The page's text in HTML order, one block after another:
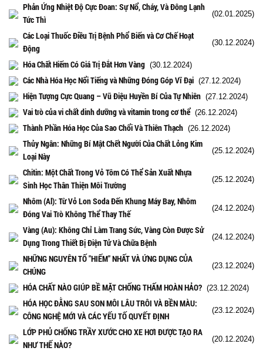
Phản Ứng Nhiệt Độ Cực Đoan: Sự Nổ, Cháy, Và Đông Lạnh
Tức Thì
(02.01.2025)
Các Loại Thuốc Điều Trị Bệnh Phổ Biến và Cơ Chế Hoạt
Động
(30.12.2024)
Hóa Chất Hiếm Có Giá Trị Đắt Hơn Vàng (30.12.2024)
Các Nhà Hóa Học Nổi Tiếng và Những Đóng Góp Vĩ Đại (27.12.2024)
Hiện Tượng Cực Quang – Vũ Điệu Huyền Bí Của Tự Nhiên (27.12.2024)
Vai trò của vi chất dinh dưỡng và vitamin trong cơ thể (26.12.2024)
Thành Phần Hóa Học Của Sao Chổi Và Thiên Thạch (26.12.2024)
Thủy Ngân: Những Bí Mật Chết Người Của Chất Lỏng Kim
Loại Này
(25.12.2024)
Chitin: Một Chất Trong Vỏ Tôm Có Thể Sản Xuất Nhựa
Sinh Học Thân Thiện Môi Trường
(25.12.2024)
Nhôm (Al): Từ Vỏ Lon Soda Đến Khung Máy Bay, Nhôm
Đóng Vai Trò Không Thể Thay Thế
(24.12.2024)
Vàng (Au): Không Chỉ Làm Trang Sức, Vàng Còn Được Sử
Dụng Trong Thiết Bị Điện Tử Và Chữa Bệnh
(24.12.2024)
NHỮNG NGUYÊN TỐ "HIẾM" NHẤT VÀ ỨNG DỤNG CỦA
CHÚNG
(23.12.2024)
HÓA CHẤT NÀO GIÚP BỀ MẶT CHỐNG THẤM HOÀN HẢO? (23.12.2024)
HÓA HỌC ĐẰNG SAU SON MÔI LÂU TRÔI VÀ BỀN MÀU:
CÔNG NGHỆ MỚI VÀ CÁC YẾU TỐ QUYẾT ĐỊNH
(23.12.2024)
LỚP PHỦ CHỐNG TRẦY XƯỚC CHO XE HƠI ĐƯỢC TẠO RA
NHƯ THẾ NÀO?
(20.12.2024)